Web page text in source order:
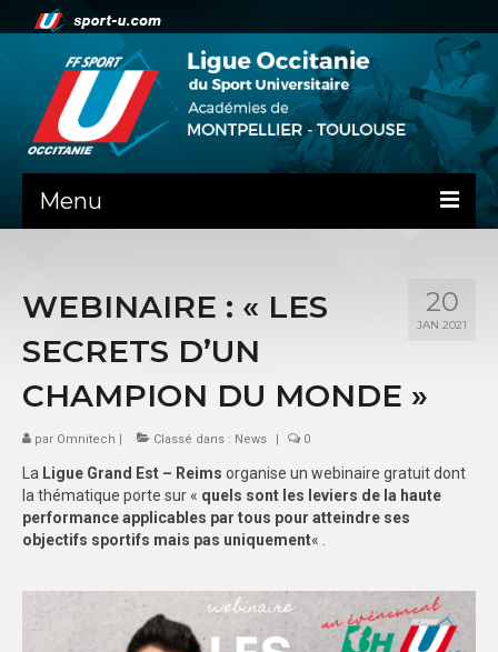
Menu
PRÉSENTATION
LES ACADÉMIES
COMITE DIRECTEUR
STATUTS
BILANS FINANCIERS
2017-2018
2019-2020
20
JAN 2021
WEBINAIRE : « LES
SECRETS D’UN
CHAMPION DU MONDE »
par Omnitech | Classé dans : News | 0
La Ligue Grand Est – Reims organise un webinaire gratuit dont
la thématique porte sur « quels sont les leviers de la haute
performance applicables par tous pour atteindre ses
objectifs sportifs mais pas uniquement« .